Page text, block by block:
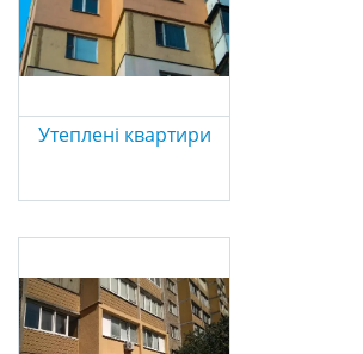
Утеплені квартири